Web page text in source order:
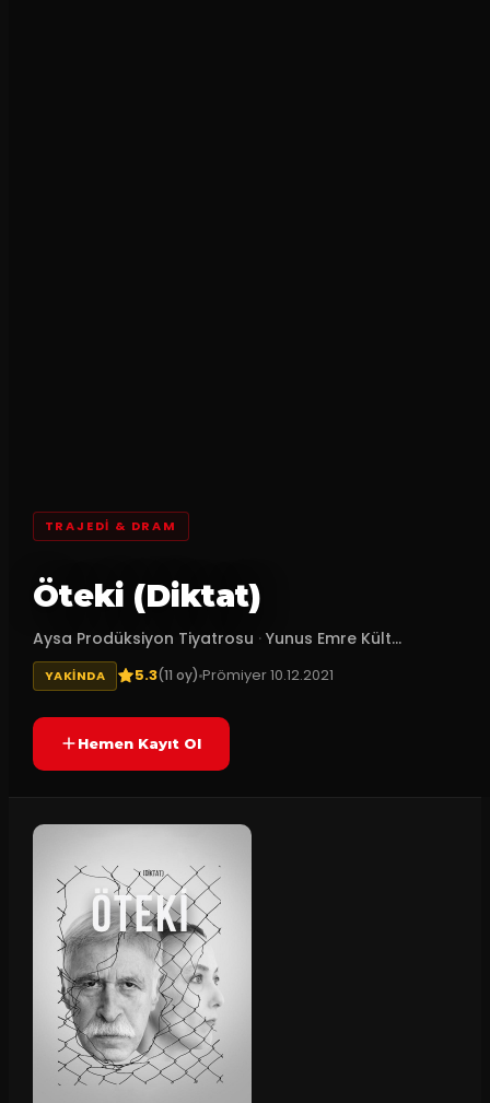
TRAJEDI & DRAM
Öteki (Diktat)
Aysa Prodüksiyon Tiyatrosu · Yunus Emre Kült...
YAKINDA 5.3(11 oy)Prömiyer10.12.2021
Hemen Kayıt Ol